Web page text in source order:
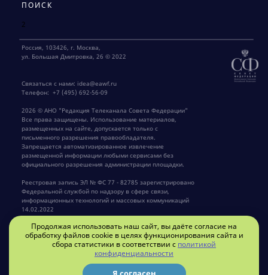
ПОИСК
2
2026 © АНО "Редакция Телеканала Совета Федерации"
Все права защищены. Использование материалов,
размещенных на сайте, допускается только с
письменного разрешения правообладателя.
Запрещается автоматизированное извлечение
размещенной информации любыми сервисами без
официального разрешения администрации площадки.
Реестровая запись ЭЛ № ФС 77 - 82785 зарегистрировано
Федеральной службой по надзору в сфере связи,
информационных технологий и массовых коммуникаций
14.02.2022
Главный редактор Крылов Г.В.
Россия, 103426, г. Москва,
ул. Большая Дмитровка, 26 © 2022
Связаться с нами: idea@eawf.ru
Телефон: +7 (495) 692-56-09
Продолжая использовать наш сайт, вы даёте согласие на
обработку файлов cookie в целях функционирования сайта и
сбора статистики в соответствии с политикой
конфиденциальности